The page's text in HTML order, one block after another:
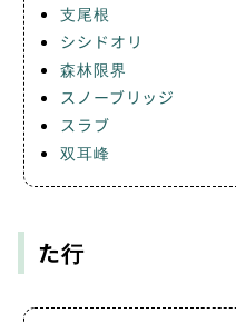
支尾根
シシドオリ
森林限界
スノーブリッジ
スラブ
双耳峰
た行